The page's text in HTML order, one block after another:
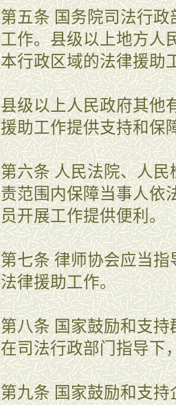
第五条 国务院司法行
工作。县级以上地方人
本行政区域的法律援助
县级以上人民政府其他
援助工作提供支持和保
第六条 人民法院、人
责范围内保障当事人依
员开展工作提供便利。
第七条 律师协会应当
法律援助工作。
第八条 国家鼓励和支
在司法行政部门指导下
第九条 国家鼓励和支